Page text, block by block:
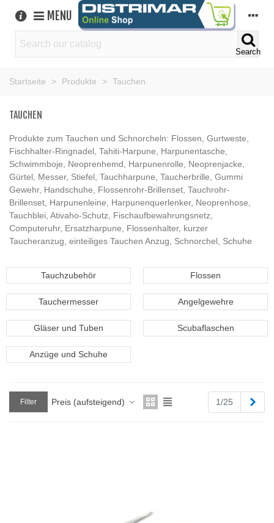
MENU
Search
Startseite > Produkte > Tauchen
TAUCHEN
Produkte zum Tauchen und Schnorcheln: Flossen, Gurtweste,
Fischhalter-Ringnadel, Tahiti-Harpune, Harpunentasche,
Schwimmboje, Neoprenhemd, Harpunenrolle, Neoprenjacke,
Gürtel, Messer, Stiefel, Tauchharpune, Taucherbrille, Gummi
Gewehr, Handschuhe, Flossenrohr-Brillenset, Tauchrohr-
Brillenset, Harpunenleine, Harpunenquerlenker, Neoprenhose,
Tauchblei, Ativaho-Schutz, Fischaufbewahrungsnetz,
Computeruhr, Ersatzharpune, Flossenhalter, kurzer
Taucheranzug, einteiliges Tauchen Anzug, Schnorchel, Schuhe
Tauchzubehör Flossen
Tauchermesser Angelgewehre
Gläser und Tuben Scubaflaschen
Anzüge und Schuhe
Filter Preis (aufsteigend) 1/25